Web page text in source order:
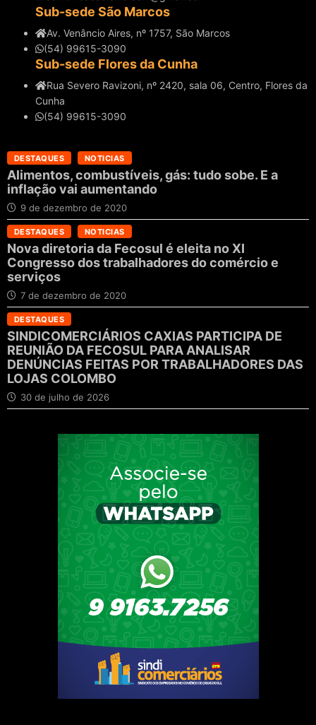
Sub-sede São Marcos
Av. Venâncio Aires, nº 1757, São Marcos
(54) 99615-3090
Sub-sede Flores da Cunha
Rua Severo Ravizoni, nº 2420, sala 06, Centro, Flores da
Cunha
(54) 99615-3090
DESTAQUES NOTICIAS
Alimentos, combustíveis, gás: tudo sobe. E a
inflação vai aumentando
9 de dezembro de 2020
DESTAQUES NOTICIAS
Nova diretoria da Fecosul é eleita no XI
Congresso dos trabalhadores do comércio e
serviços
7 de dezembro de 2020
DESTAQUES
SINDICOMERCIÁRIOS CAXIAS PARTICIPA DE
REUNIÃO DA FECOSUL PARA ANALISAR
DENÚNCIAS FEITAS POR TRABALHADORES DAS
LOJAS COLOMBO
30 de julho de 2026